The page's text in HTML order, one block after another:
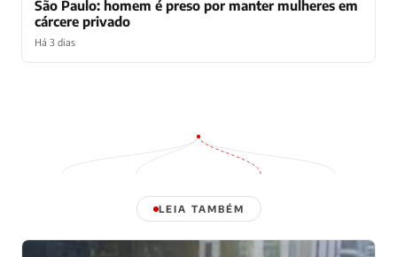
São Paulo: homem é preso por manter mulheres em
cárcere privado
Há 3 dias
LEIA TAMBÉM